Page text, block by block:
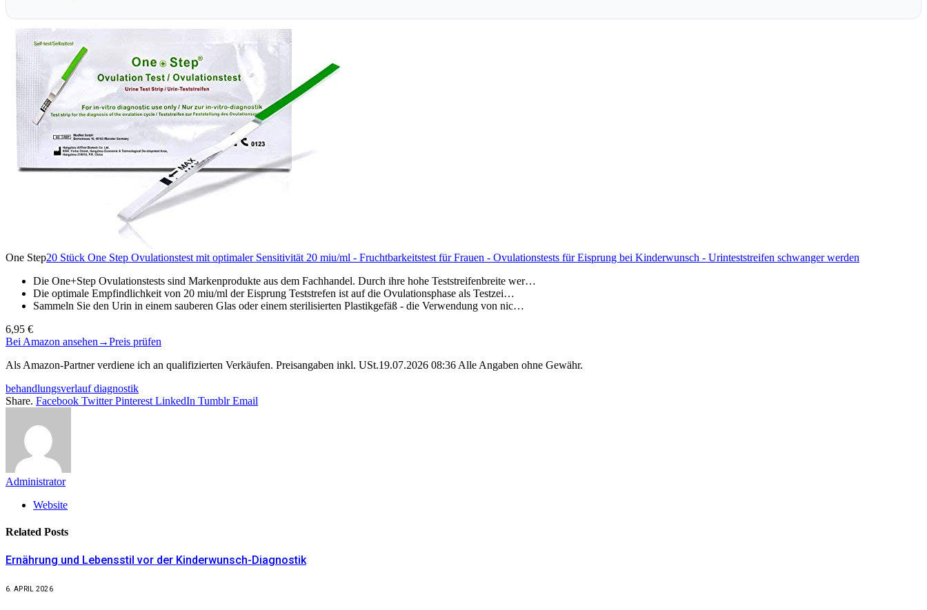
One Step20 Stück One Step Ovulationstest mit optimaler Sensitivität 20 miu/ml - Fruchtbarkeitstest für Frauen - Ovulationstests für Eisprung bei Kinderwunsch - Urinteststreifen schwanger werden
Die One+Step Ovulationstests sind Markenprodukte aus dem Fachhandel. Durch ihre hohe Teststreifenbreite wer…
Die optimale Empfindlichkeit von 20 miu/ml der Eisprung Teststrefen ist auf die Ovulationsphase als Testzei…
Sammeln Sie den Urin in einem sauberen Glas oder einem sterilisierten Plastikgefäß - die Verwendung von nic…
6,95 €
Bei Amazon ansehen →Preis prüfen
Als Amazon-Partner verdiene ich an qualifizierten Verkäufen. Preisangaben inkl. USt.19.07.2026 08:36 Alle Angaben ohne Gewähr.
behandlungsverlauf diagnostik
Share. Facebook Twitter Pinterest LinkedIn Tumblr Email
Administrator
Website
Related Posts
Ernährung und Lebensstil vor der Kinderwunsch-Diagnostik
6. APRIL 2026